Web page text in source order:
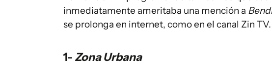
inmediatamente ameritaba una mención a
se prolonga en internet, como en el canal Zin TV.
1- Zona Urbana